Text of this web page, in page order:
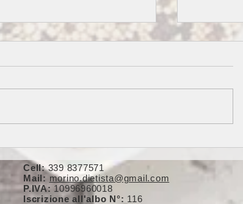
FARRO E LEGUMI MISTI
Cell:339 8377571
Mail: morino.dietista@gmail.com
P.IVA: 10996960018
Iscrizione all'albo N°: 116